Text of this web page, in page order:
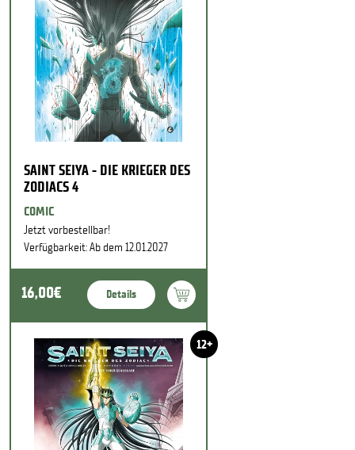
SAINT SEIYA - DIE KRIEGER DES
ZODIACS 4
COMIC
Jetzt vorbestellbar!
Verfügbarkeit: Ab dem 12.01.2027
16,00€ Details
12+